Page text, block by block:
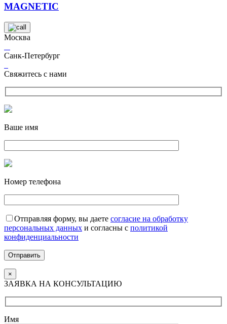
MAGNETIC
Москва
Санк-Петербург
Свяжитесь с нами
Ваше имя
Номер телефона
Отправляя форму, вы даете согласие на обработку
персональных данных и согласны с политикой
конфиденциальности
Отправить
×
ЗАЯВКА НА КОНСУЛЬТАЦИЮ
Имя